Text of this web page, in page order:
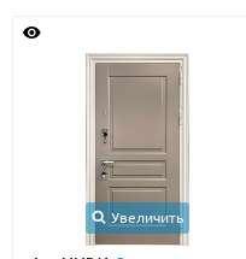
Увеличить